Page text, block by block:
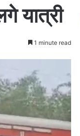
यात्री
1 minute read